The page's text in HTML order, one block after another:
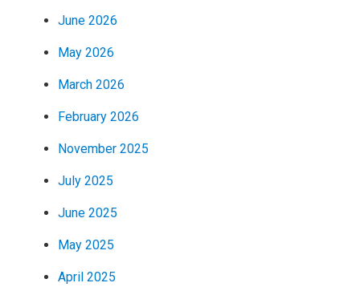
June 2026
May 2026
March 2026
February 2026
November 2025
July 2025
June 2025
May 2025
April 2025